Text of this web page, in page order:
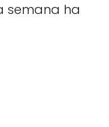
semana ha